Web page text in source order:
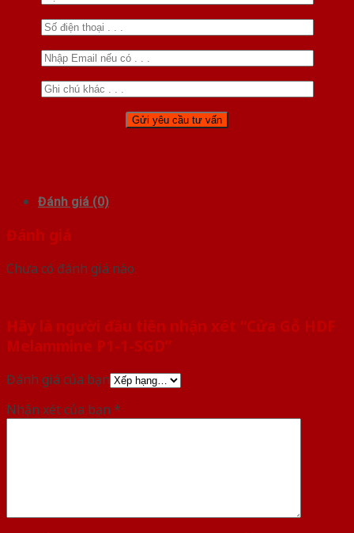
Đánh giá (0)
Đánh giá
Chưa có đánh giá nào.
Hãy là người đầu tiên nhận xét “Cửa Gỗ HDF
Melammine P1-1-SGD”
Đánh giá của bạn
Nhận xét của bạn *